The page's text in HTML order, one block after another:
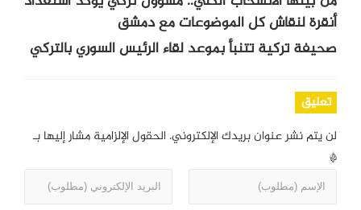
أنقرة لنقاش كل الموضوعات مع دمشق
صحيفة تركية تتنبأ بموعد لقاء الرئيس السوري بالتركي
تعليق
لن يتم نشر عنوان بريدك الإلكتروني. الحقول الإلزامية مشار إليها بـ
*